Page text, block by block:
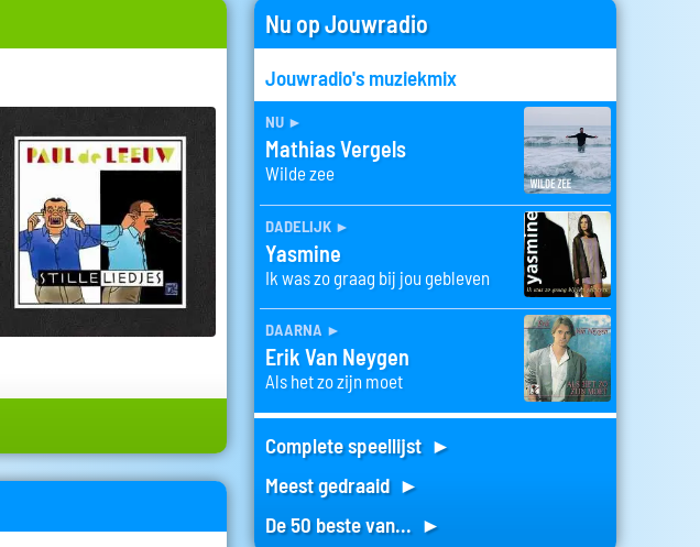
Nu op Jouwradio
Jouwradio's muziekmix
nu ►
Mathias Vergels
Wilde zee
dadelijk ►
Yasmine
Ik was zo graag bij jou gebleven
daarna ►
Erik Van Neygen
Als het zo zijn moet
Complete speellijst ►
Meest gedraaid ►
De 50 beste van... ►